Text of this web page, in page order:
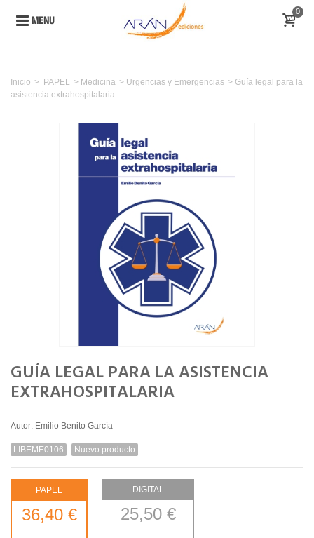
MENU
0
Inicio > PAPEL > Medicina > Urgencias y Emergencias > Guía legal para la
asistencia extrahospitalaria
GUÍA LEGAL PARA LA ASISTENCIA
EXTRAHOSPITALARIA
Autor: Emilio Benito García
LIBEME0106 Nuevo producto
PAPEL
36,40 €
DIGITAL
25,50 €